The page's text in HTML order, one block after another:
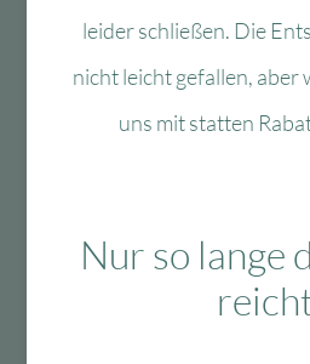
Mo-Fr: 10:00 – 13:00 Uhr
08134 / 2579911
service@myhappyplace.de
Lieferung & Versand
leider schließen. Die
nicht leicht gefallen, aber
uns mit statten
Nur so lange